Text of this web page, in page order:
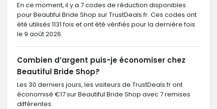
En ce moment, il y a 7 codes de réduction disponibles
pour Beautiful Bride Shop sur TrustDeals.fr. Ces codes ont
été utilisés 1131 fois et ont été vérifiés pour la dernière fois
le 9 août 2026.
Combien d’argent puis-je économiser chez
Beautiful Bride Shop?
Les 30 derniers jours, les visiteurs de TrustDeals.fr ont
économisé €17 sur Beautiful Bride Shop avec 7 remises
différentes.